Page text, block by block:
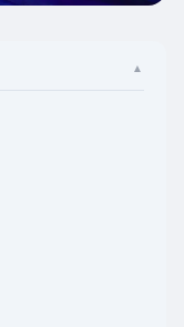
▲